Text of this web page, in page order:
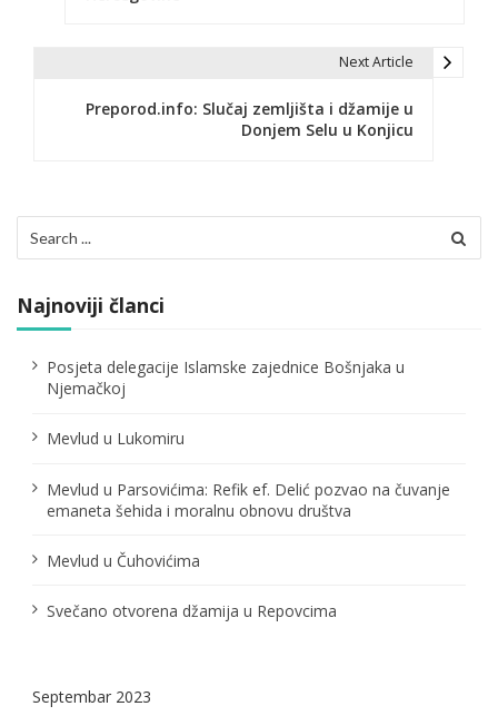
i
j
a
a
a
k
Next Article
Preporod.info: Slučaj zemljišta i džamije u
Donjem Selu u Konjicu
for:
Najnoviji članci
Posjeta delegacije Islamske zajednice Bošnjaka u
Njemačkoj
Mevlud u Lukomiru
Mevlud u Parsovićima: Refik ef. Delić pozvao na čuvanje
emaneta šehida i moralnu obnovu društva
Mevlud u Čuhovićima
Svečano otvorena džamija u Repovcima
Septembar 2023